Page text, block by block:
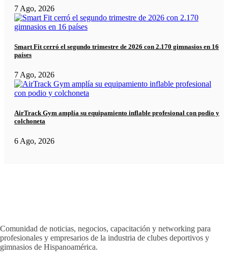
7 Ago, 2026
Smart Fit cerró el segundo trimestre de 2026 con 2.170 gimnasios en 16
países
7 Ago, 2026
AirTrack Gym amplía su equipamiento inflable profesional con podio y
colchoneta
6 Ago, 2026
Comunidad de noticias, negocios, capacitación y networking para
profesionales y empresarios de la industria de clubes deportivos y
gimnasios de Hispanoamérica.